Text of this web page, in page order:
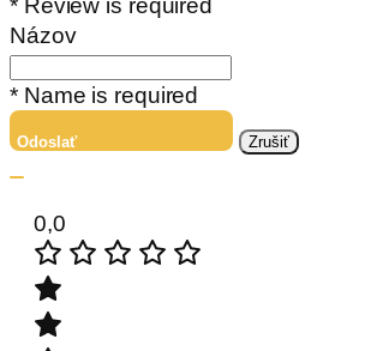
* Review is required
Názov
* Name is required
Odoslať Zrušiť
0,0